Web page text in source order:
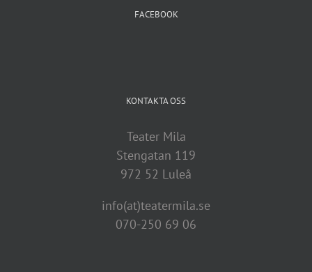
FACEBOOK
KONTAKTA OSS
Teater Mila
Stengatan 119
972 52 Luleå
info(at)teatermila.se
070-250 69 06